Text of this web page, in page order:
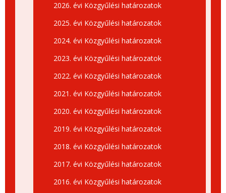
2026. évi Közgyűlési határozatok
2025. évi Közgyűlési határozatok
2024. évi Közgyűlési határozatok
2023. évi Közgyűlési határozatok
2022. évi Közgyűlési határozatok
2021. évi Közgyűlési határozatok
2020. évi Közgyűlési határozatok
2019. évi Közgyűlési határozatok
2018. évi Közgyűlési határozatok
2017. évi Közgyűlési határozatok
2016. évi Közgyűlési határozatok